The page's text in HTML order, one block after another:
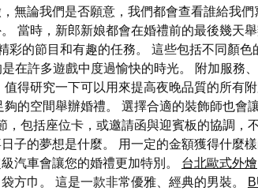
無論我們是否願意，我們都會查看誰給我們
當時，新郎新娘都會在婚禮前的最後幾天
彩的節目和有趣的任務。 這些包括不同顏
在許多遊戲中度過愉快的時光。 附加服務
得研究一下可以用來提高夜晚品質的所有
的空間舉辦婚禮。 選擇合適的裝飾師也會
，包括座位卡，或邀請函與迎賓板的協調，
子的夢想是什麼。 用一定的金額獲得什麼
汽車會讓您的婚禮更加特別。 台北歐式外燴
方巾。 這是一款非常優雅、經典的男裝。